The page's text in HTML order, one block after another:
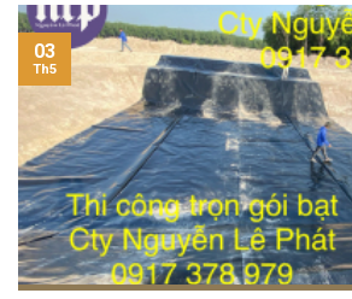
03
Th5